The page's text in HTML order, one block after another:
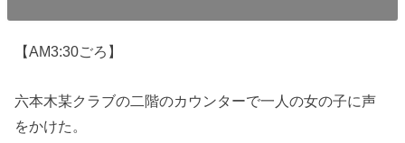
【AM3:30ごろ】
六本木某クラブの二階のカウンターで一人の女の子に声
をかけた。